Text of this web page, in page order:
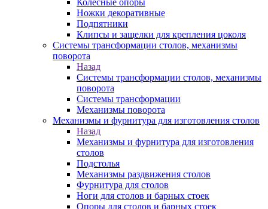
Колесные опоры
Ножки декоративные
Подпятники
Клипсы и защелки для крепления цоколя
Системы трансформации столов, механизмы
поворота
Назад
Системы трансформации столов, механизмы
поворота
Системы трансформации
Механизмы поворота
Механизмы и фурнитура для изготовления столов
Назад
Механизмы и фурнитура для изготовления
столов
Подстолья
Механизмы раздвижения столов
Фурнитура для столов
Ноги для столов и барных стоек
Опоры для столов и барных стоек